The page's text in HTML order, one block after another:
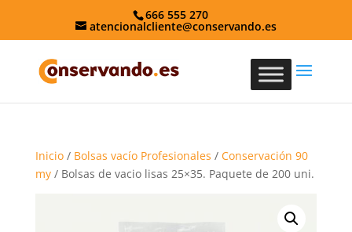
666 555 270
atencionalcliente@conservando.es
Inicio/ Bolsas vacío Profesionales / Conservación 90
my/ Bolsas de vacio lisas 25×35. Paquete de 200 uni.